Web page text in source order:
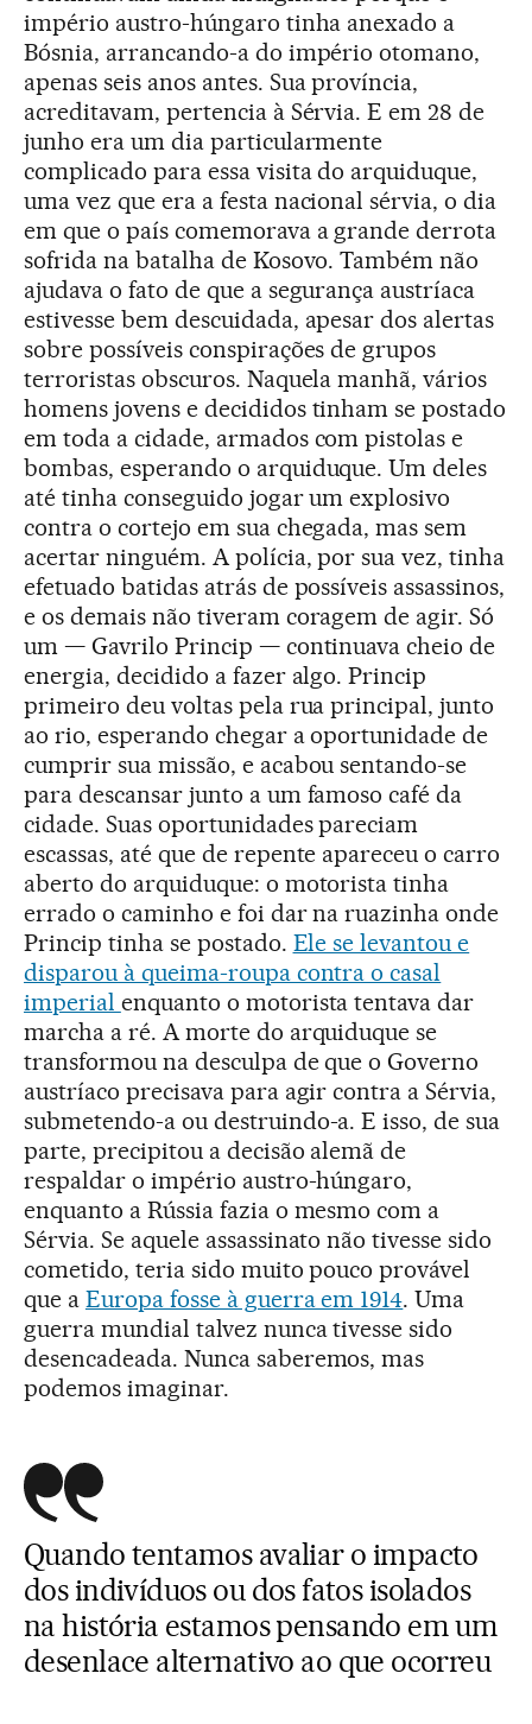
império austro-húngaro tinha anexado a
Bósnia, arrancando-a do império otomano,
apenas seis anos antes. Sua província,
acreditavam, pertencia à Sérvia. E em 28 de
junho era um dia particularmente
complicado para essa visita do arquiduque,
uma vez que era a festa nacional sérvia, o dia
em que o país comemorava a grande derrota
sofrida na batalha de Kosovo. Também não
ajudava o fato de que a segurança austríaca
estivesse bem descuidada, apesar dos alertas
sobre possíveis conspirações de grupos
terroristas obscuros. Naquela manhã, vários
homens jovens e decididos tinham se postado
em toda a cidade, armados com pistolas e
bombas, esperando o arquiduque. Um deles
até tinha conseguido jogar um explosivo
contra o cortejo em sua chegada, mas sem
acertar ninguém. A polícia, por sua vez, tinha
efetuado batidas atrás de possíveis assassinos,
e os demais não tiveram coragem de agir. Só
um — Gavrilo Princip — continuava cheio de
energia, decidido a fazer algo. Princip
primeiro deu voltas pela rua principal, junto
ao rio, esperando chegar a oportunidade de
cumprir sua missão, e acabou sentando-se
para descansar junto a um famoso café da
cidade. Suas oportunidades pareciam
escassas, até que de repente apareceu o carro
aberto do arquiduque: o motorista tinha
errado o caminho e foi dar na ruazinha onde
Princip tinha se postado. Ele se levantou e
disparou à queima-roupa contra o casal
imperial enquanto o motorista tentava dar
marcha a ré. A morte do arquiduque se
transformou na desculpa de que o Governo
austríaco precisava para agir contra a Sérvia,
submetendo-a ou destruindo-a. E isso, de sua
parte, precipitou a decisão alemã de
respaldar o império austro-húngaro,
enquanto a Rússia fazia o mesmo com a
Sérvia. Se aquele assassinato não tivesse sido
cometido, teria sido muito pouco provável
que a Europa fosse à guerra em 1914. Uma
guerra mundial talvez nunca tivesse sido
desencadeada. Nunca saberemos, mas
podemos imaginar.
Quando tentamos avaliar o impacto
dos indivíduos ou dos fatos isolados
na história estamos pensando em um
desenlace alternativo ao que ocorreu